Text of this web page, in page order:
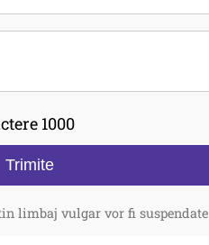
1000
Trimite
limbaj vulgar vor fi suspendate